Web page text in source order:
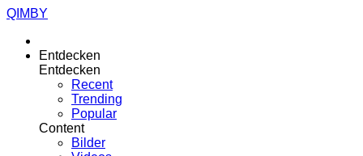
QIMBY
Entdecken
Entdecken
Recent
Trending
Popular
Content
Bilder